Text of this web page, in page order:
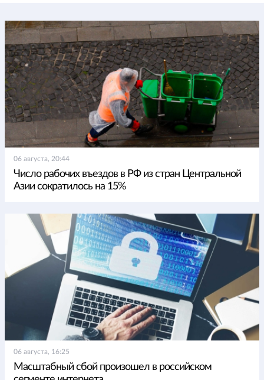
06 августа, 20:44
Число рабочих въездов в РФ из стран Центральной
Азии сократилось на 15%
06 августа, 16:25
Масштабный сбой произошел в российском